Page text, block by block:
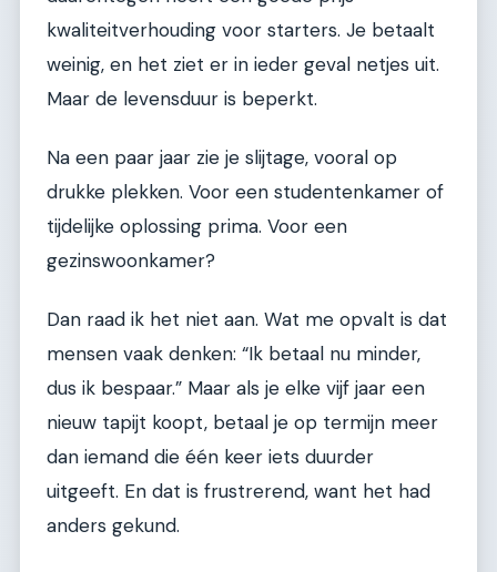
kwaliteitverhouding voor starters. Je betaalt
weinig, en het ziet er in ieder geval netjes uit.
Maar de levensduur is beperkt.
Na een paar jaar zie je slijtage, vooral op
drukke plekken. Voor een studentenkamer of
tijdelijke oplossing prima. Voor een
gezinswoonkamer?
Dan raad ik het niet aan. Wat me opvalt is dat
mensen vaak denken: “Ik betaal nu minder,
dus ik bespaar.” Maar als je elke vijf jaar een
nieuw tapijt koopt, betaal je op termijn meer
dan iemand die één keer iets duurder
uitgeeft. En dat is frustrerend, want het had
anders gekund.